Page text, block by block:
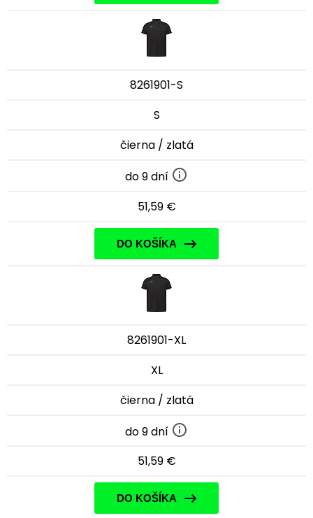
8261901-S
S
čierna / zlatá
do 9 dní
51,59 €
DO KOŠÍKA
8261901-XL
XL
čierna / zlatá
do 9 dní
51,59 €
DO KOŠÍKA